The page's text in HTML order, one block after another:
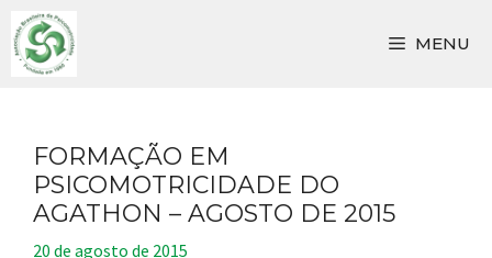
Pular
para
MENU
FORMAÇÃO EM
PSICOMOTRICIDADE DO
AGATHON – AGOSTO DE 2015
20 de agosto de 2015